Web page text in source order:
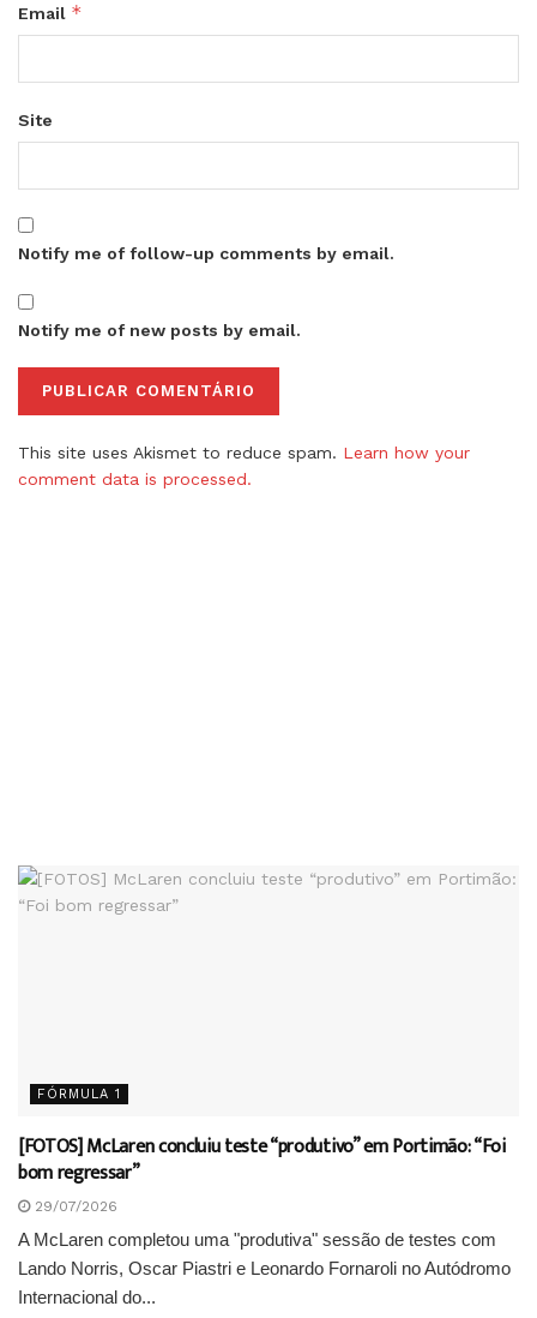
Email *
Site
Notify me of follow-up comments by email.
Notify me of new posts by email.
This site uses Akismet to reduce spam. Learn how your
comment data is processed.
FÓRMULA 1
[FOTOS] McLaren concluiu teste “produtivo” em Portimão: “Foi
bom regressar”
29/07/2026
A McLaren completou uma "produtiva" sessão de testes com
Lando Norris, Oscar Piastri e Leonardo Fornaroli no Autódromo
Internacional do...